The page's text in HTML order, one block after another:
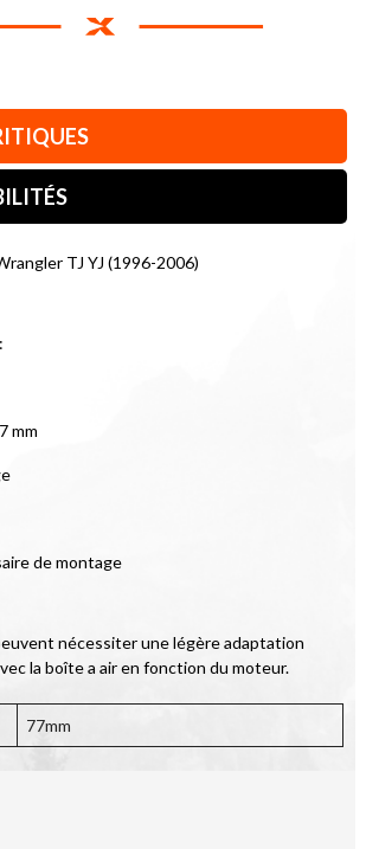
TJ YJ (1996-2006)
mm
de montage
nécessiter une légère adaptation
la boîte a air en fonction du moteur.
77mm